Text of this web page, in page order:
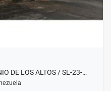
DE LOS ALTOS / SL-23-…